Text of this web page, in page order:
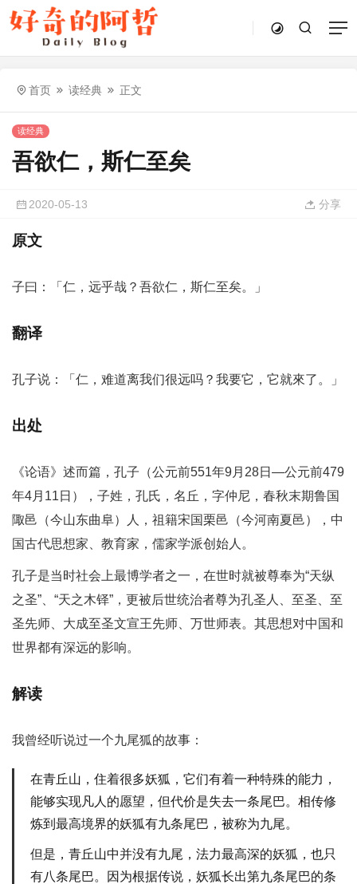
首页 读经典 正文
读经典
吾欲仁，斯仁至矣
2020-05-13 分享
原文
子曰：「仁，远乎哉？吾欲仁，斯仁至矣。」
翻译
孔子说：「仁，难道离我们很远吗？我要它，它就來了。」
出处
《论语》述而篇，孔子（公元前551年9月28日―公元前479
年4月11日），子姓，孔氏，名丘，字仲尼，春秋末期鲁国
陬邑（今山东曲阜）人，祖籍宋国栗邑（今河南夏邑），中
国古代思想家、教育家，儒家学派创始人。
孔子是当时社会上最博学者之一，在世时就被尊奉为“天纵
之圣”、“天之木铎”，更被后世统治者尊为孔圣人、至圣、至
圣先师、大成至圣文宣王先师、万世师表。其思想对中国和
世界都有深远的影响。
解读
我曾经听说过一个九尾狐的故事：
在青丘山，住着很多妖狐，它们有着一种特殊的能力，
能够实现凡人的愿望，但代价是失去一条尾巴。相传修
炼到最高境界的妖狐有九条尾巴，被称为九尾。
但是，青丘山中并没有九尾，法力最高深的妖狐，也只
有八条尾巴。因为根据传说，妖狐长出第九条尾巴的条